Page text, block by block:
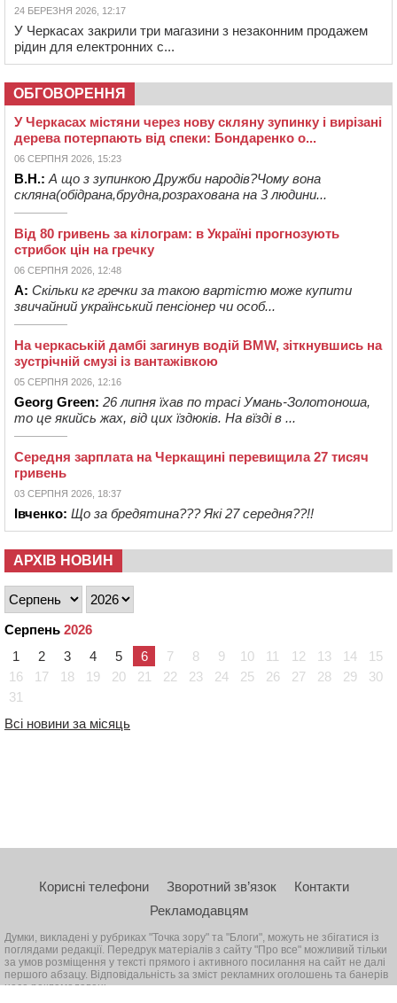
24 БЕРЕЗНЯ 2026, 12:17
У Черкасах закрили три магазини з незаконним продажем
рідин для електронних с...
ОБГОВОРЕННЯ
У Черкасах містяни через нову скляну зупинку і вирізані
дерева потерпають від спеки: Бондаренко о...
06 СЕРПНЯ 2026, 15:23
В.Н.: А що з зупинкою Дружби народів?Чому вона
скляна(обідрана,брудна,розрахована на 3 людини...
Від 80 гривень за кілограм: в Україні прогнозують
стрибок цін на гречку
06 СЕРПНЯ 2026, 12:48
А: Скільки кг гречки за такою вартістю може купити
звичайний український пенсіонер чи особ...
На черкаській дамбі загинув водій BMW, зіткнувшись на
зустрічній смузі із вантажівкою
05 СЕРПНЯ 2026, 12:16
Georg Green: 26 липня їхав по трасі Умань-Золотоноша,
то це якийсь жах, від цих їздюків. На вїзді в ...
Середня зарплата на Черкащині перевищила 27 тисяч
гривень
03 СЕРПНЯ 2026, 18:37
Івченко: Що за бредятина??? Які 27 середня??!!
АРХІВ НОВИН
Серпень 2026
1
2 3 4 5 6 7 8 9 10 11 12 13 14
15
16
17 18 19 20 21 22 23 24 25 26 27 28 29
30
31
Всі новини за місяць
Корисні телефони Зворотний зв’язок
Контакти
Рекламодавцям
Думки, викладені у рубриках "Точка зору" та "Блоги", можуть не збігатися із
поглядами редакції. Передрук матеріалів з сайту "Про все" можливий тільки
за умов розміщення у тексті прямого і активного посилання на сайт не далі
першого абзацу. Відповідальність за зміст рекламних оголошень та банерів
несе рекламодавець